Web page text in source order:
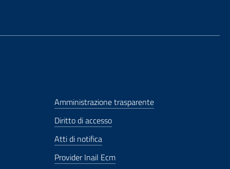
Amministrazione trasparente
Diritto di accesso
Atti di notifica
Provider Inail Ecm